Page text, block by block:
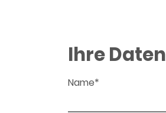
Ihre Daten
Name*